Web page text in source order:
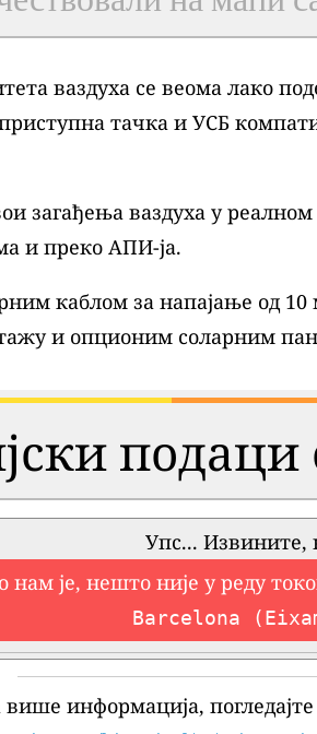
ваздуха се веома лако
тачка и УСБ
загађења ваздуха у
и преко АПИ-ја.
каблом за напајање од
и опционим соларним
подаци
Упс... Извините,
нам је, нешто није у реду
Barcelona
више информација,